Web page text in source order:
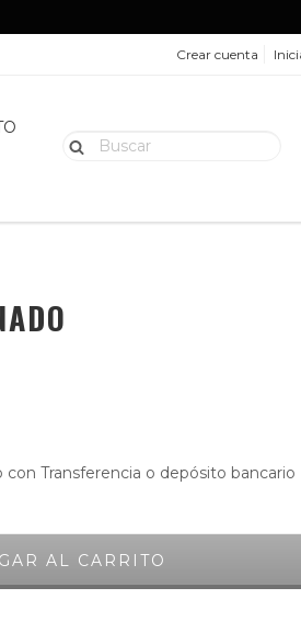
Crear cuenta
con Transferencia o depósito bancario